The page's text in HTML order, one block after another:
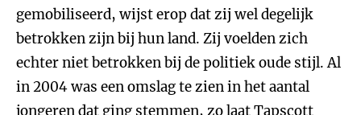
gemobiliseerd, wijst erop dat zij wel degelijk
betrokken zijn bij hun land. Zij voelden zich
echter niet betrokken bij de politiek oude stijl. Al
in 2004 was een omslag te zien in het aantal
jongeren dat ging stemmen, zo laat Tapscott